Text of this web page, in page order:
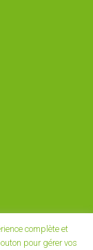
complète et
pour gérer vos